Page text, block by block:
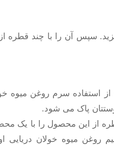
سپس آن را با چند
استفاده سرم روغن میوه
پاک می شود.
قطره از این محصول را با
روغن میوه خولان دریایی